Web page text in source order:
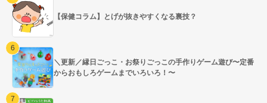
【保健コラム】とげが抜きやすくなる裏技？
＼更新／縁日ごっこ・お祭りごっこの手作りゲーム遊び〜定番
からおもしろゲームまでいろいろ！〜